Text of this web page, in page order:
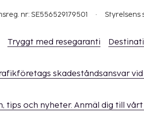
nr: SE556529179501 Styrelsens
Tryggt med resegaranti
skadeståndsansvar
tips och nyheter. Anmäl dig till